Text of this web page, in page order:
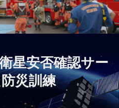
星安否確認サー
災訓練